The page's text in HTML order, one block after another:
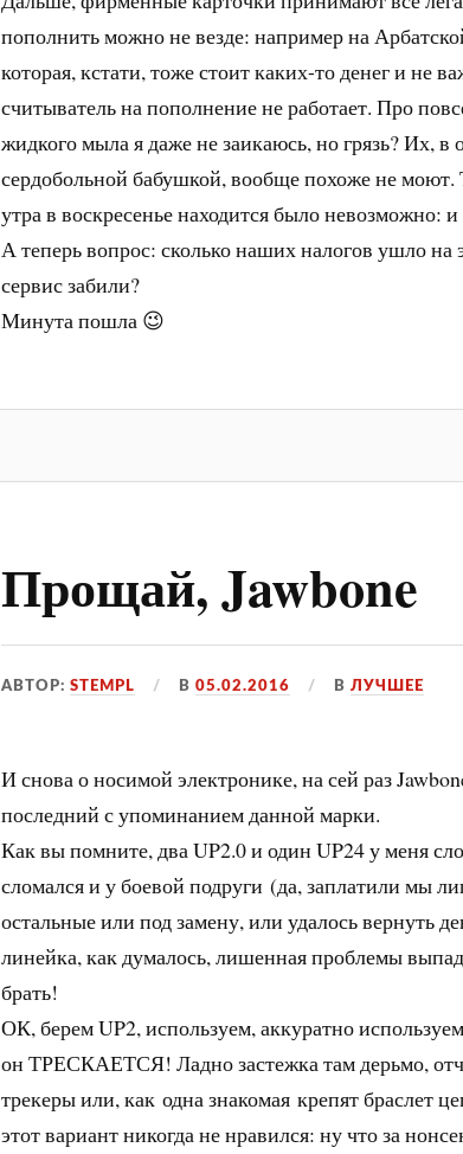
пополнить можно не везде: например на
которая, кстати, тоже стоит каких-то денег и не
считыватель на пополнение не работает. Про
жидкого мыла я даже не заикаюсь, но грязь? Их, в
сердобольной бабушкой, вообще похоже не
утра в воскресенье находится было невозможно: и
А теперь вопрос: сколько наших налогов ушло на
сервис забили?
Минута пошла 😉
Прощай, Jawbone
АВТОР:STEMPL В05.02.2016 ВЛУЧШЕЕ
И снова о носимой электронике, на сей раз
последний с упоминанием данной марки.
Как вы помните, два UP2.0 и один UP24 у меня
сломался и у боевой подруги (да, заплатили мы
остальные или под замену, или удалось вернуть
линейка, как думалось, лишенная проблемы
брать!
ОК, берем UP2, используем, аккуратно
он ТРЕСКАЕТСЯ! Ладно застежка там дерьмо,
трекеры или, как одна знакомая крепят браслет
этот вариант никогда не нравился: ну что за